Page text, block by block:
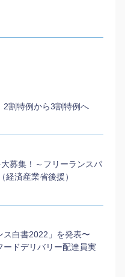
2割特例から3割特例へ
募集！～フリーランスパ
済産業省後援）
ス白書2022」を発表〜
ードデリバリー配達員実